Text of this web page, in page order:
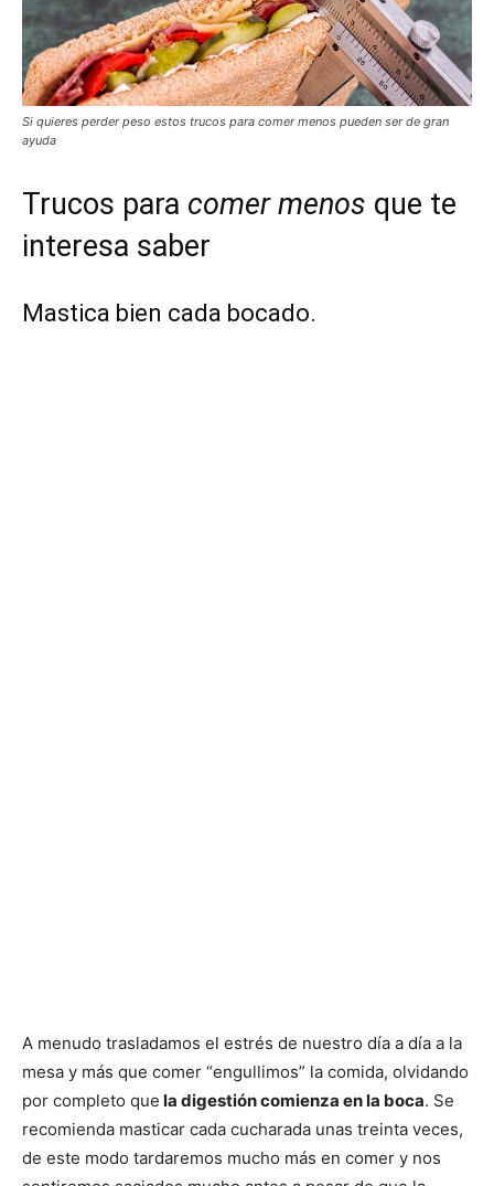
Si quieres perder peso estos trucos para comer menos pueden ser de gran
ayuda
Trucos para comer menos que te
interesa saber
Mastica bien cada bocado.
A menudo trasladamos el estrés de nuestro día a día a la
mesa y más que comer “engullimos” la comida, olvidando
por completo que la digestión comienza en la boca. Se
recomienda masticar cada cucharada unas treinta veces,
de este modo tardaremos mucho más en comer y nos